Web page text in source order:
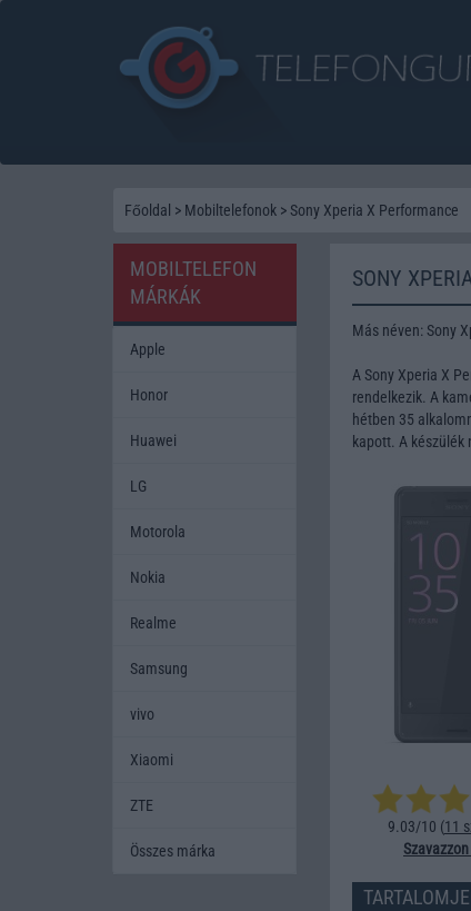
Főoldal > Mobiltelefonok > Sony Xperia X Performance
SONY
Más néven: Sony
A Sony Xperia X
rendelkezik. A
hétben 35
kapott. A készülék
9.03/10 (11
MOBILTELEFON
MÁRKÁK
Apple
Honor
Huawei
LG
Motorola
Nokia
Realme
Samsung
vivo
Xiaomi
ZTE
Összes márka